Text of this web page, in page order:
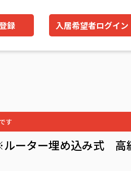
録 入居希望者ログイン
す
ーター埋め込み式 高